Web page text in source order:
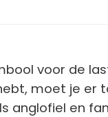
voor de
moet je er
anglofiel en